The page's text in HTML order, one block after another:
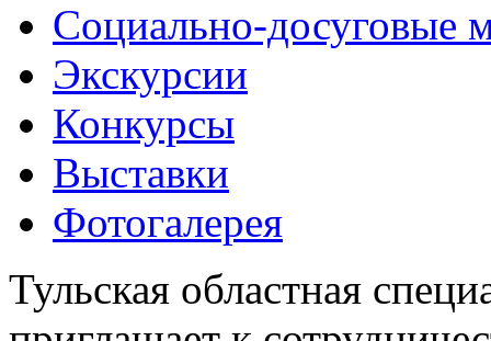
Социально-досуговые
Экскурсии
Конкурсы
Выставки
Фотогалерея
Тульская областная